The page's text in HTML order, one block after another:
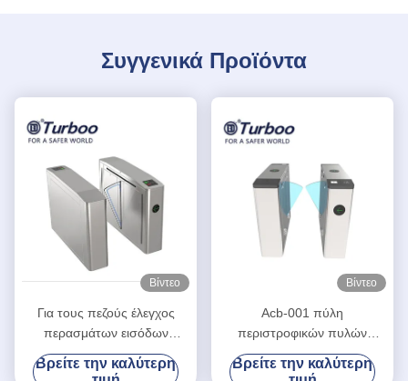
Συγγενικά Προϊόντα
Βίντεο
Για τους πεζούς έλεγχος
περασμάτων εισόδων
βραχιόνων PC
περιστροφικών πυλών
Βρείτε την καλύτερη
Βίντεο
Acb-001 πύλη
περιστροφικών πυλών
ελέγχου προσπέλασης/
περιστροφική πύλη
Βρείτε την καλύτερη